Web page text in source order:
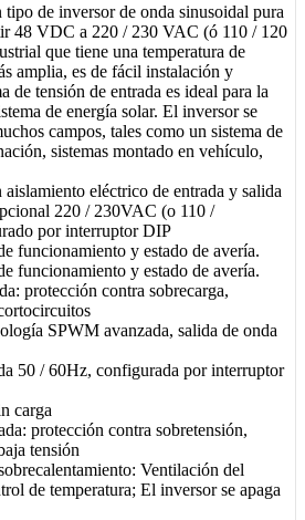
tipo de inversor de onda sinusoidal pura
48 VDC a 220 / 230 VAC (ó 110 / 120
que tiene una temperatura de
amplia, es de fácil instalación y
de tensión de entrada es ideal para la
de energía solar. El inversor se
campos, tales como un sistema de
sistemas montado en vehículo,
eléctrico de entrada y salida
220 / 230VAC (o 110 /
por interruptor DIP
funcionamiento y estado de avería.
funcionamiento y estado de avería.
protección contra sobrecarga,
SPWM avanzada, salida de onda
50 / 60Hz, configurada por interruptor
carga
protección contra sobretensión,
tensión
Ventilación del
de temperatura; El inversor se apaga